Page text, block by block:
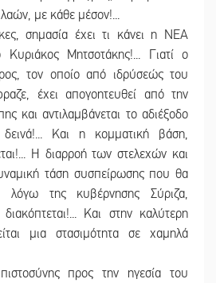
με κάθε μέσον!...
σημασία έχει τι κάνει η ΝΕΑ
Μητσοτάκης!... Γιατί ο
τον οποίο από ιδρύσεώς του
έχει απογοητευθεί από την
και αντιλαμβάνεται το αδιέξοδο
Και η κομματική βάση,
Η διαρροή των στελεχών και
τάση συσπείρωσης που θα
λόγω της κυβέρνησης Σύριζα,
Και στην καλύτερη
μια στασιμότητα σε χαμηλά
προς την ηγεσία του